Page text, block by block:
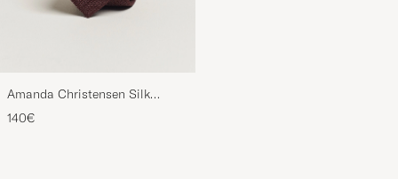
Amanda Christensen Silk
Grenadine 8 cm Tie Wine
140€